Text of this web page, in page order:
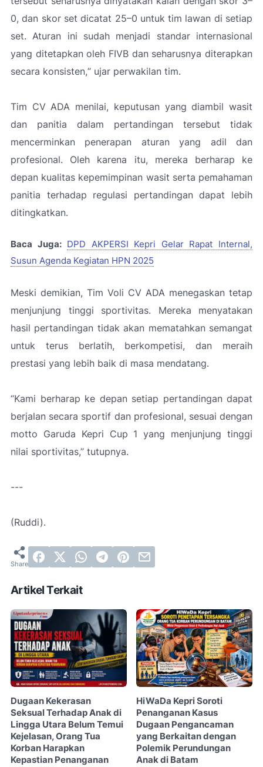
0, dan skor set dicatat 25–0 untuk tim lawan di setiap
set. Aturan ini sudah menjadi standar internasional
yang ditetapkan oleh FIVB dan seharusnya diterapkan
secara konsisten,” ujar perwakilan tim.
Tim CV ADA menilai, keputusan yang diambil wasit
dan panitia dalam pertandingan tersebut tidak
mencerminkan penerapan aturan yang adil dan
profesional. Oleh karena itu, mereka berharap ke
depan kualitas kepemimpinan wasit serta pemahaman
panitia terhadap regulasi pertandingan dapat lebih
ditingkatkan.
Baca Juga: DPD AKPERSI Kepri Gelar Rapat Internal,
Susun Agenda Kegiatan HPN 2025
Meski demikian, Tim Voli CV ADA menegaskan tetap
menjunjung tinggi sportivitas. Mereka menyatakan
hasil pertandingan tidak akan mematahkan semangat
untuk terus berlatih, berkompetisi, dan meraih
prestasi yang lebih baik di masa mendatang.
“Kami berharap ke depan setiap pertandingan dapat
berjalan secara sportif dan profesional, sesuai dengan
motto Garuda Kepri Cup 1 yang menjunjung tinggi
nilai sportivitas,” tutupnya.
---
(Ruddi).
Artikel Terkait
Dugaan Kekerasan
Seksual Terhadap Anak di
Lingga Utara Belum Temui
Kejelasan, Orang Tua
Korban Harapkan
Kepastian Penanganan
HiWaDa Kepri Soroti
Penanganan Kasus
Dugaan Pengancaman
yang Berkaitan dengan
Polemik Perundungan
Anak di Batam